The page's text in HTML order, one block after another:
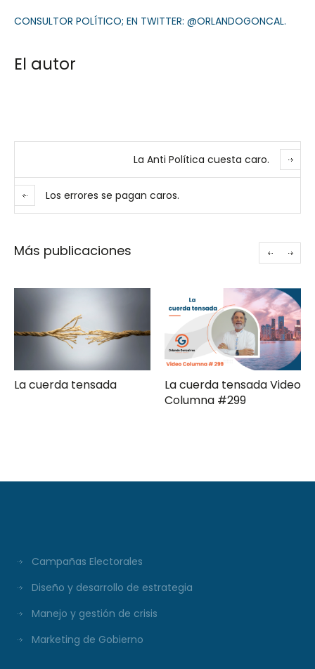
CONSULTOR POLÍTICO; EN TWITTER: @ORLANDOGONCAL.
El autor
La Anti Política cuesta caro.
Los errores se pagan caros.
Más publicaciones
La cuerda tensada Video
Gerencia de campaña
moderna Clave ComPol
Campañas Electorales
Diseño y desarrollo de estrategia
Manejo y gestión de crisis
Marketing de Gobierno